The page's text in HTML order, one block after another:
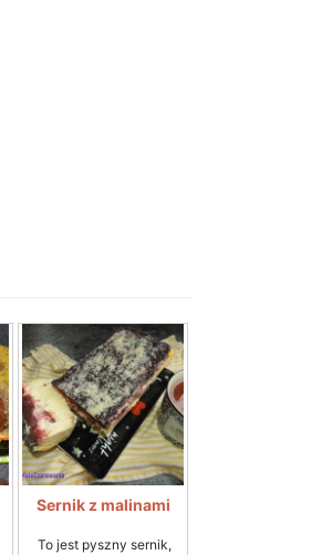
Sernik z malinami
To jest pyszny sernik,